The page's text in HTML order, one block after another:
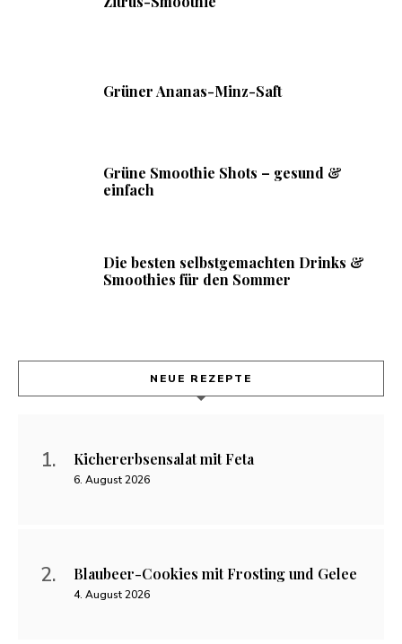
Grüner Ananas-Minz-Saft
Grüne Smoothie Shots – gesund &
einfach
Die besten selbstgemachten Drinks &
Smoothies für den Sommer
NEUE REZEPTE
Kichererbsensalat mit Feta
6. August 2026
Blaubeer-Cookies mit Frosting und Gelee
4. August 2026